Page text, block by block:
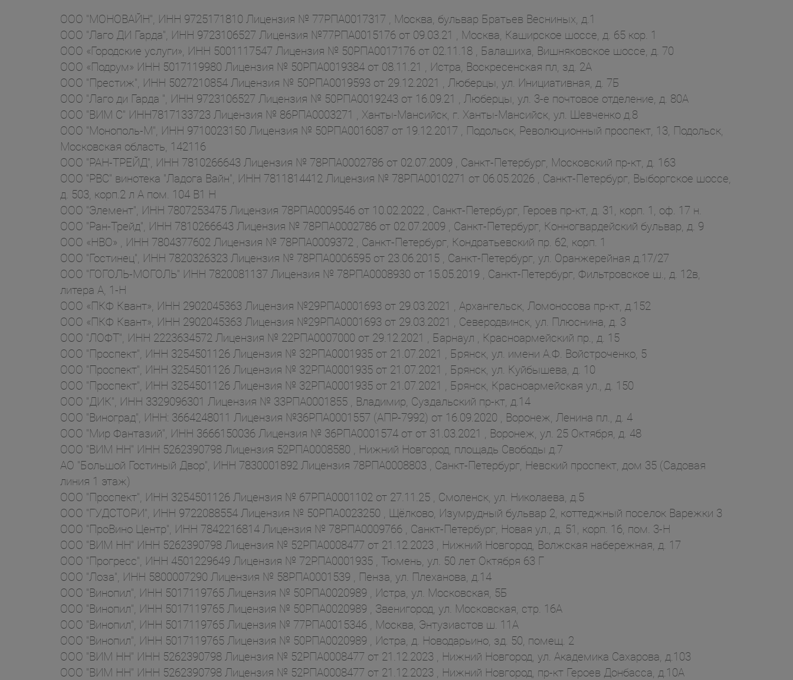
ООО "МОНОВАЙН", ИНН 9725171810 Лицензия № 77РПА0017317 , Москва, бульвар Братьев Весниных, д.1
ООО "Лаго ДИ Гарда", ИНН 9723106527 Лицензия №77РПА0015176 от 09.03.21 , Москва, Каширское шоссе, д. 65 кор. 1
ООО «Городские услуги», ИНН 5001117547 Лицензия № 50РПА0017176 от 02.11.18 , Балашиха, Вишняковское шоссе, д. 70
ООО «Подрум» ИНН 5017119980 Лицензия № 50РПА0019384 от 08.11.21 , Истра, Воскресенская пл, зд. 2А
ООО "Престиж", ИНН 5027210854 Лицензия № 50РПА0019593 от 29.12.2021 , Люберцы, ул. Инициативная, д. 7Б
ООО "Лаго ди Гарда ", ИНН 9723106527 Лицензия № 50РПА0019243 от 16.09.21 , Люберцы, ул. 3-е почтовое отделение, д. 80А
ООО "ВИМ С" ИНН7817133723 Лицензия № 86РПА0003271 , Ханты-Мансийск, г. Ханты-Мансийск, ул. Шевченко д.8
ООО "Монополь-М", ИНН 9710023150 Лицензия № 50РПА0016087 от 19.12.2017 , Подольск, Революционный проспект, 13, Подольск,
Московская область, 142116
ООО "РАН-ТРЕЙД", ИНН 7810266643 Лицензия № 78РПА0002786 от 02.07.2009 , Санкт-Петербург, Московский пр-кт, д. 163
ООО "РВС" винотека "Ладога Вайн", ИНН 7811814412 Лицензия № 78РПА0010271 от 06.05.2026 , Санкт-Петербург, Выборгское шоссе,
д. 503, корп.2 л А пом. 104 В1 Н
ООО "Элемент", ИНН 7807253475 Лицензия 78РПА0009546 от 10.02.2022 , Санкт-Петербург, Героев пр-кт, д. 31, корп. 1, оф. 17 н.
ООО "Ран-Трейд", ИНН 7810266643 Лицензия № 78РПА0002786 от 02.07.2009 , Санкт-Петербург, Конногвардейский бульвар, д. 9
ООО «НВО» , ИНН 7804377602 Лицензия № 78РПА0009372 , Санкт-Петербург, Кондратьевский пр. 62, корп. 1
ООО "Гостинец", ИНН 7820326323 Лицензия № 78РПА0006595 от 23.06.2015 , Санкт-Петербург, ул. Оранжерейная д.17/27
ООО "ГОГОЛЬ-МОГОЛЬ" ИНН 7820081137 Лицензия № 78РПА0008930 от 15.05.2019 , Санкт-Петербург, Фильтровское ш., д. 12в,
литера А, 1-Н
ООО «ПКФ Квант», ИНН 2902045363 Лицензия №29РПА0001693 от 29.03.2021 , Архангельск, Ломоносова пр-кт, д.152
ООО «ПКФ Квант», ИНН 2902045363 Лицензия №29РПА0001693 от 29.03.2021 , Северодвинск, ул. Плюснина, д. 3
ООО "ЛОФТ", ИНН 2223634572 Лицензия № 22РПА0007000 от 29.12.2021 , Барнаул , Красноармейский пр., д. 15
ООО "Проспект", ИНН 3254501126 Лицензия № 32РПА0001935 от 21.07.2021 , Брянск, ул. имени А.Ф. Войстроченко, 5
ООО "Проспект", ИНН 3254501126 Лицензия № 32РПА0001935 от 21.07.2021 , Брянск, ул. Куйбышева, д. 10
ООО "Проспект", ИНН 3254501126 Лицензия № 32РПА0001935 от 21.07.2021 , Брянск, Красноармейская ул., д. 150
ООО "ДИК", ИНН 3329096301 Лицензия № 33РПА0001855 , Владимир, Суздальский пр-кт, д.14
ООО "Виноград", ИНН: 3664248011 Лицензия №36РПА0001557 (АПР-7992) от 16.09.2020 , Воронеж, Ленина пл., д. 4
ООО "Мир Фантазий", ИНН 3666150036 Лицензия № 36РПА0001574 от от 31.03.2021 , Воронеж, ул. 25 Октября, д. 48
ООО "ВИМ НН" ИНН 5262390798 Лицензия 52РПА0008580 , Нижний Новгород, площадь Свободы д.7
АО "Большой Гостиный Двор", ИНН 7830001892 Лицензия 78РПА0008803 , Санкт-Петербург, Невский проспект, дом 35 (Садовая
линия 1 этаж)
ООО "Проспект", ИНН 3254501126 Лицензия № 67РПА0001102 от 27.11.25 , Смоленск, ул. Николаева, д.5
ООО "ГУДСТОРИ", ИНН 9722088554 Лицензия № 50РПА0023250 , Щёлково, Изумрудный бульвар 2, коттеджный поселок Варежки 3
ООО "ПроВино Центр", ИНН 7842216814 Лицензия № 78РПА0009766 , Санкт-Петербург, Новая ул., д. 51, корп. 16, пом. 3-Н
ООО "ВИМ НН" ИНН 5262390798 Лицензия № 52РПА0008477 от 21.12.2023 , Нижний Новгород, Волжская набережная, д. 17
ООО "Прогресс", ИНН 4501229649 Лицензия № 72РПА0001935 , Тюмень, ул. 50 лет Октября 63 Г
ООО "Лоза", ИНН 5800007290 Лицензия № 58РПА0001539 , Пенза, ул. Плеханова, д.14
ООО "Винопил", ИНН 5017119765 Лицензия № 50РПА0020989 , Истра, ул. Московская, 5Б
ООО "Винопил", ИНН 5017119765 Лицензия № 50РПА0020989 , Звенигород, ул. Московская, стр. 16А
ООО "Винопил", ИНН 5017119765 Лицензия № 77РПА0015346 , Москва, Энтузиастов ш. 11А
ООО "Винопил", ИНН 5017119765 Лицензия № 50РПА0020989 , Истра, д. Новодарьино, зд. 50, помещ. 2
ООО "ВИМ НН" ИНН 5262390798 Лицензия № 52РПА0008477 от 21.12.2023 , Нижний Новгород, ул. Академика Сахарова, д.103
ООО "ВИМ НН" ИНН 5262390798 Лицензия № 52РПА0008477 от 21.12.2023 , Нижний Новгород, пр-кт Героев Донбасса, д.10А